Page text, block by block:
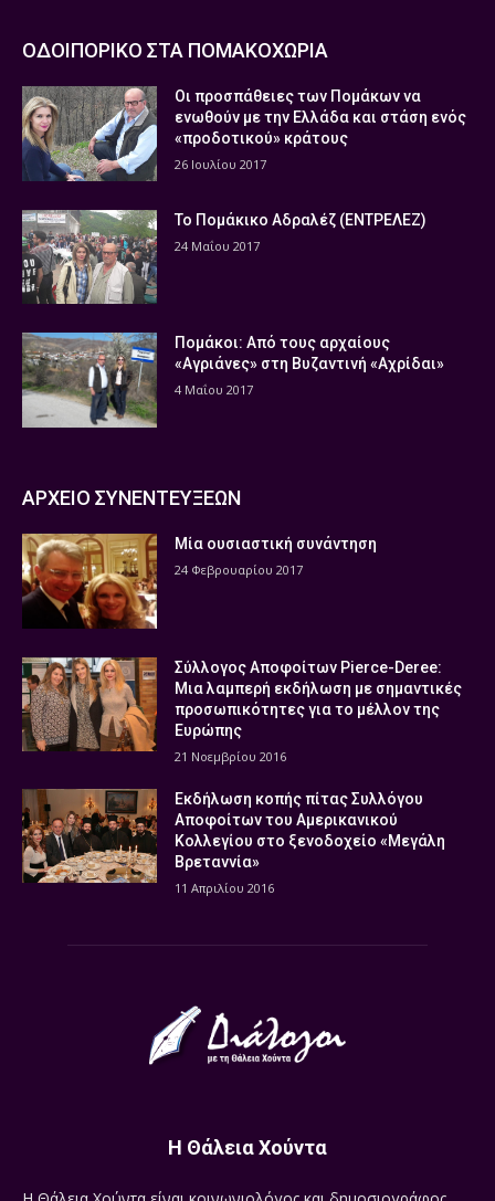
ΟΔΟΙΠΟΡΙΚΟ ΣΤΑ ΠΟΜΑΚΟΧΩΡΙΑ
Οι προσπάθειες των Πομάκων να
ενωθούν με την Ελλάδα και στάση ενός
«προδοτικού» κράτους
26 Ιουλίου 2017
Το Πομάκικο Αδραλέζ (ΕΝΤΡΕΛΕΖ)
24 Μαΐου 2017
Πομάκοι: Από τους αρχαίους
«Αγριάνες» στη Βυζαντινή «Αχρίδαι»
4 Μαΐου 2017
ΑΡΧΕΙΟ ΣΥΝΕΝΤΕΥΞΕΩΝ
Μία ουσιαστική συνάντηση
24 Φεβρουαρίου 2017
Σύλλογος Αποφοίτων Pierce-Deree:
Μια λαμπερή εκδήλωση με σημαντικές
προσωπικότητες για το μέλλον της
Ευρώπης
21 Νοεμβρίου 2016
Εκδήλωση κοπής πίτας Συλλόγου
Αποφοίτων του Αμερικανικού
Κολλεγίου στο ξενοδοχείο «Μεγάλη
Βρεταννία»
11 Απριλίου 2016
Η Θάλεια Χούντα